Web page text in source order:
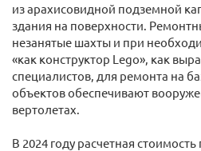
из арахисовидной подземной
здания на поверхности.
незанятые шахты и при
«как конструктор Lego», как
специалистов, для ремонта на
объектов обеспечивают
вертолетах.
В 2024 году расчетная